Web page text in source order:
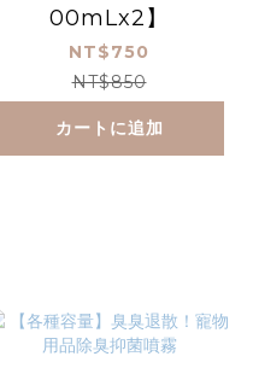
00mLx2】
NT$750
NT$850
カートに追加